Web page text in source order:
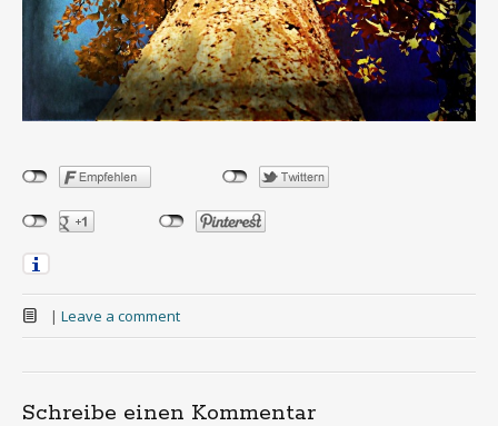
| Leave a comment
Schreibe einen Kommentar